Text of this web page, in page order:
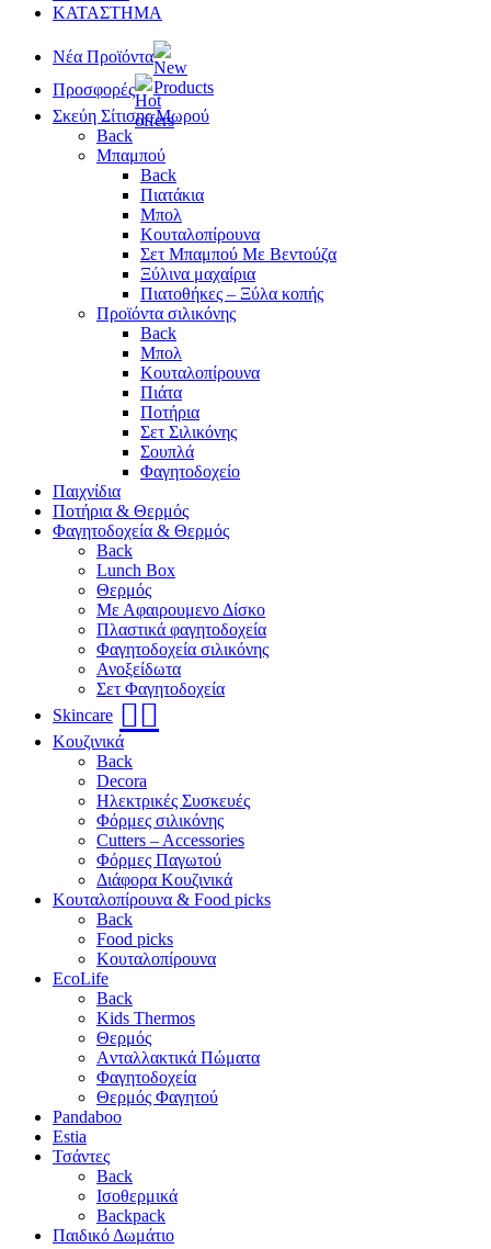
ΚΑΤΑΣΤΗΜΑ
Νέα Προϊόντα
Προσφορές
Σκεύη Σίτισης Μωρού
Back
Μπαμπού
Back
Πιατάκια
Μπολ
Κουταλοπίρουνα
Σετ Μπαμπού Με Βεντούζα
Ξύλινα μαχαίρια
Πιατοθήκες – Ξύλα κοπής
Προϊόντα σιλικόνης
Back
Μπολ
Κουταλοπίρουνα
Πιάτα
Ποτήρια
Σετ Σιλικόνης
Σουπλά
Φαγητοδοχείο
Παιχνίδια
Ποτήρια & Θερμός
Φαγητοδοχεία & Θερμός
Back
Lunch Box
Θερμός
Με Αφαιρουμενο Δίσκο
Πλαστικά φαγητοδοχεία
Φαγητοδοχεία σιλικόνης
Ανοξείδωτα
Σετ Φαγητοδοχεία
Skincare 🧖‍♀️
Κουζινικά
Back
Decora
Ηλεκτρικές Συσκευές
Φόρμες σιλικόνης
Cutters – Accessories
Φόρμες Παγωτού
Διάφορα Κουζινικά
Κουταλοπίρουνα & Food picks
Back
Food picks
Κουταλοπίρουνα
EcoLife
Back
Kids Thermos
Θερμός
Aνταλλακτικά Πώματα
Φαγητοδοχεία
Θερμός Φαγητού
Pandaboo
Estia
Τσάντες
Back
Ισοθερμικά
Backpack
Παιδικό Δωμάτιο